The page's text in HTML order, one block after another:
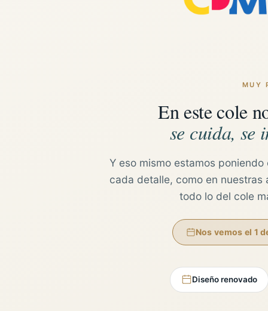
MUY
En este cole
se cuida, se
Y eso mismo estamos
cada detalle, como en nuestras
todo lo del cole
Nos vemos el 1
Diseño renovado